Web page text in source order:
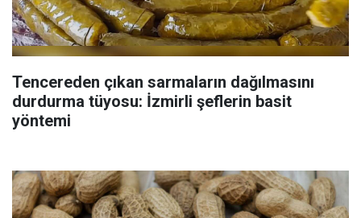
Tencereden çıkan sarmaların dağılmasını
durdurma tüyosu: İzmirli şeflerin basit
yöntemi